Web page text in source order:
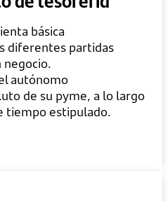
básica
diferentes partidas
negocio.
autónomo
de su pyme, a lo largo
tiempo estipulado.